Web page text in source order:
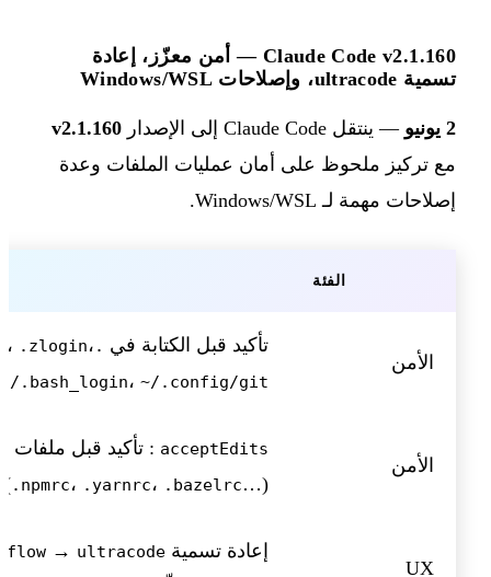
Claude Code v2.1.160 — أمن معزّز، إعادة
تسمية ultracode، وإصلاحات Windows/WSL
2 يونيو — ينتقل Claude Code إلى الإصدار
v2.1.160
مع تركيز ملحوظ على أمان عمليات الملفات وعدة
إصلاحات مهمة لـ Windows/WSL.
الفئة
الأمن
تأكيد قبل الكتابة في .zshenv ، .zlogin،
.bash_login، ~/.config/git/
الأمن
acceptEdits
(.npmrc، .yarnrc، .bazelrc…)
UX
إعادة تسمية → ultracode